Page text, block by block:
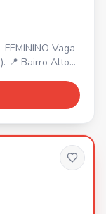
Vaga
📍 Bairro Alto